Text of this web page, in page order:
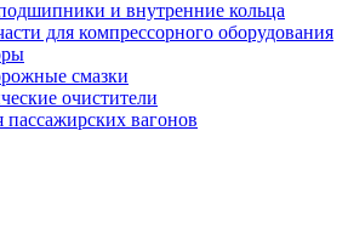
и внутренние кольца
для компрессорного оборудования
смазки
очистители
пассажирских вагонов